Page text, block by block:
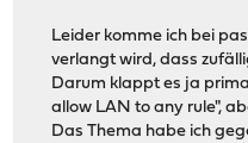
Leider komme ich bei
verlangt wird, dass
Darum klappt es ja
allow LAN to any rule",
Das Thema habe ich